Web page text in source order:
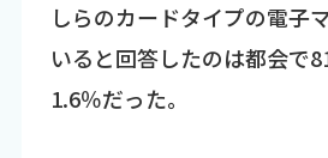
しらのカードタイプの電子
いると回答したのは都会で
1.6％だった。